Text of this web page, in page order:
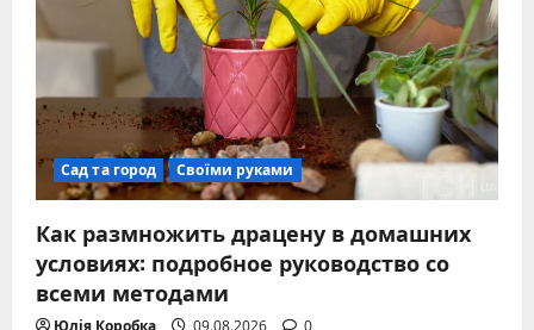
Сад та город Своїми руками
Как размножить драцену в домашних
условиях: подробное руководство со
всеми методами
Юлія Коробка 09.08.2026 0